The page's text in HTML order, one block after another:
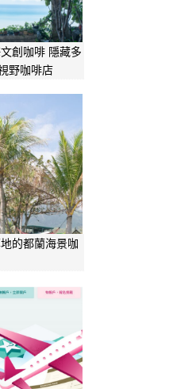
創咖啡 隱藏多
野咖啡店
的都蘭海景咖